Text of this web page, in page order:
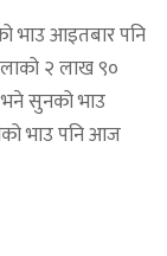
भाउ आइतबार पनि
२ लाख ९०
भने सुनको भाउ
भाउ पनि आज